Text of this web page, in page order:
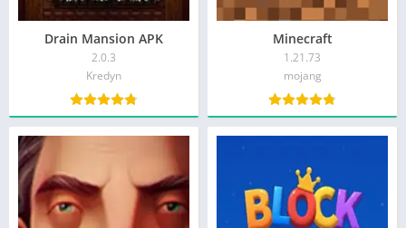
Drain Mansion APK
2.0.3
Kredyn
Minecraft
1.21.73
mojang